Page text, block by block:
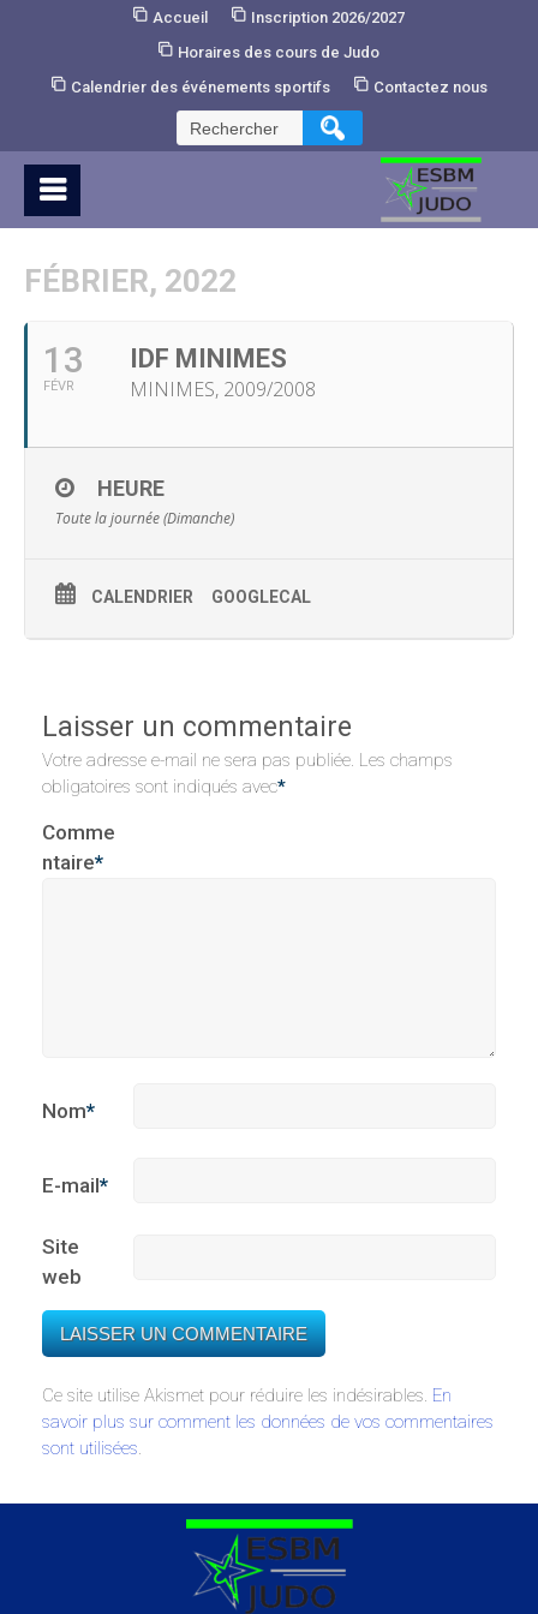
Accueil
Inscription 2026/2027
Horaires des cours de Judo
Calendrier des événements sportifs
Contactez nous
Rechercher :
FÉBRIER, 2022
13
FÉVR
IDF MINIMES
MINIMES, 2009/2008
HEURE
Toute la journée (Dimanche)
CALENDRIER GOOGLECAL
Laisser un commentaire
Votre adresse e-mail ne sera pas publiée. Les champs
obligatoires sont indiqués avec*
Comme
ntaire*
Nom*
E-mail*
Site
web
Ce site utilise Akismet pour réduire les indésirables. En
savoir plus sur comment les données de vos commentaires
sont utilisées.